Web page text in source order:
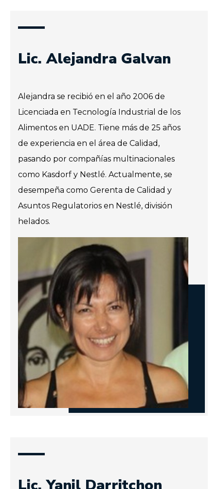
Lic. Alejandra Galvan
Alejandra se recibió en el año 2006 de
Licenciada en Tecnología Industrial de los
Alimentos en UADE. Tiene más de 25 años
de experiencia en el área de Calidad,
pasando por compañías multinacionales
como Kasdorf y Nestlé. Actualmente, se
desempeña como Gerenta de Calidad y
Asuntos Regulatorios en Nestlé, división
helados.